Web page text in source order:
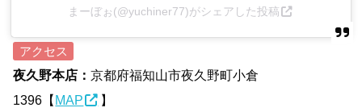
まーぼぉ(@yuchiner77)がシェアした投稿
アクセス
夜久野本店：京都府福知山市夜久野町小倉
1396【 MAP
】